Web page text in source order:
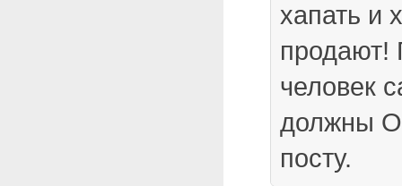
хапать и
продают!
человек
должны
посту.